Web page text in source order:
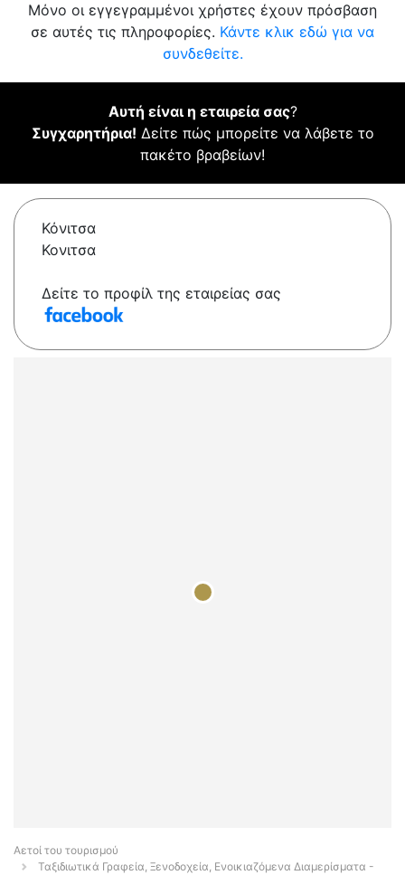
Μόνο οι εγγεγραμμένοι χρήστες έχουν πρόσβαση
σε αυτές τις πληροφορίες. Κάντε κλικ εδώ για να
συνδεθείτε.
Αυτή είναι η εταιρεία σας?
Συγχαρητήρια! Δείτε πώς μπορείτε να λάβετε το
πακέτο βραβείων!
Κόνιτσα
Κονιτσα
Δείτε το προφίλ της εταιρείας σας
Αετοί του τουρισμού
Ταξιδιωτικά Γραφεία, Ξενοδοχεία, Ενοικιαζόμενα Διαμερίσματα -